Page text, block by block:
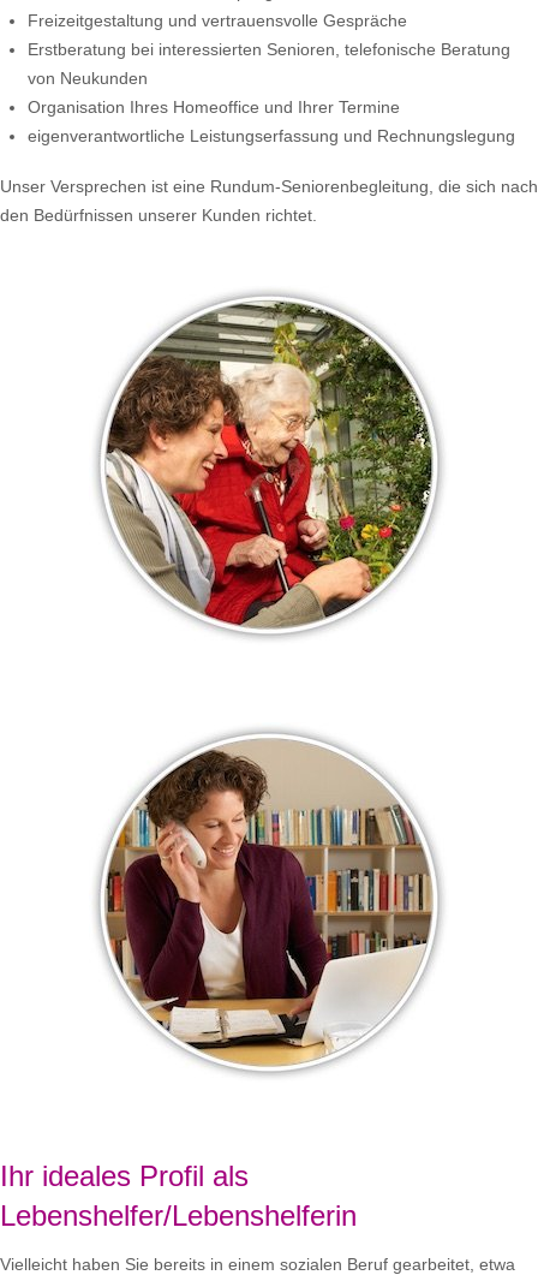
Freizeitgestaltung und vertrauensvolle Gespräche
Erstberatung bei interessierten Senioren, telefonische Beratung
von Neukunden
Organisation Ihres Homeoffice und Ihrer Termine
eigenverantwortliche Leistungserfassung und Rechnungslegung
Unser Versprechen ist eine Rundum-Seniorenbegleitung, die sich nach
den Bedürfnissen unserer Kunden richtet.
Ihr ideales Profil als
Lebenshelfer/Lebenshelferin
Vielleicht haben Sie bereits in einem sozialen Beruf gearbeitet, etwa